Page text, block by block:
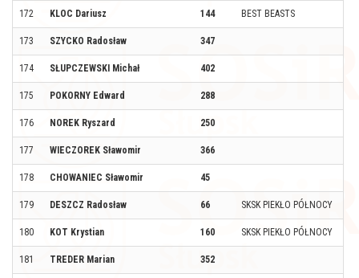
172 KLOC Dariusz 144 BEST BEASTS
173 SZYCKO Radosław 347
174 SŁUPCZEWSKI Michał 402
175 POKORNY Edward 288
176 NOREK Ryszard 250
177 WIECZOREK Sławomir 366
178 CHOWANIEC Sławomir 45
179 DESZCZ Radosław 66 SKSK PIEKŁO PÓŁNOCY
180 KOT Krystian 160 SKSK PIEKŁO PÓŁNOCY
181 TREDER Marian 352